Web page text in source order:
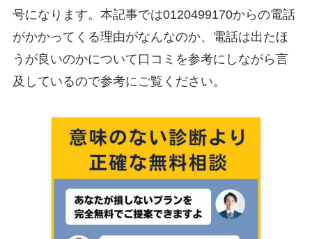
号になります。本記事では0120499170からの電話
がかかってくる理由がなんなのか、電話は出たほ
うが良いのかについて口コミを参考にしながら言
及しているので参考にご覧ください。